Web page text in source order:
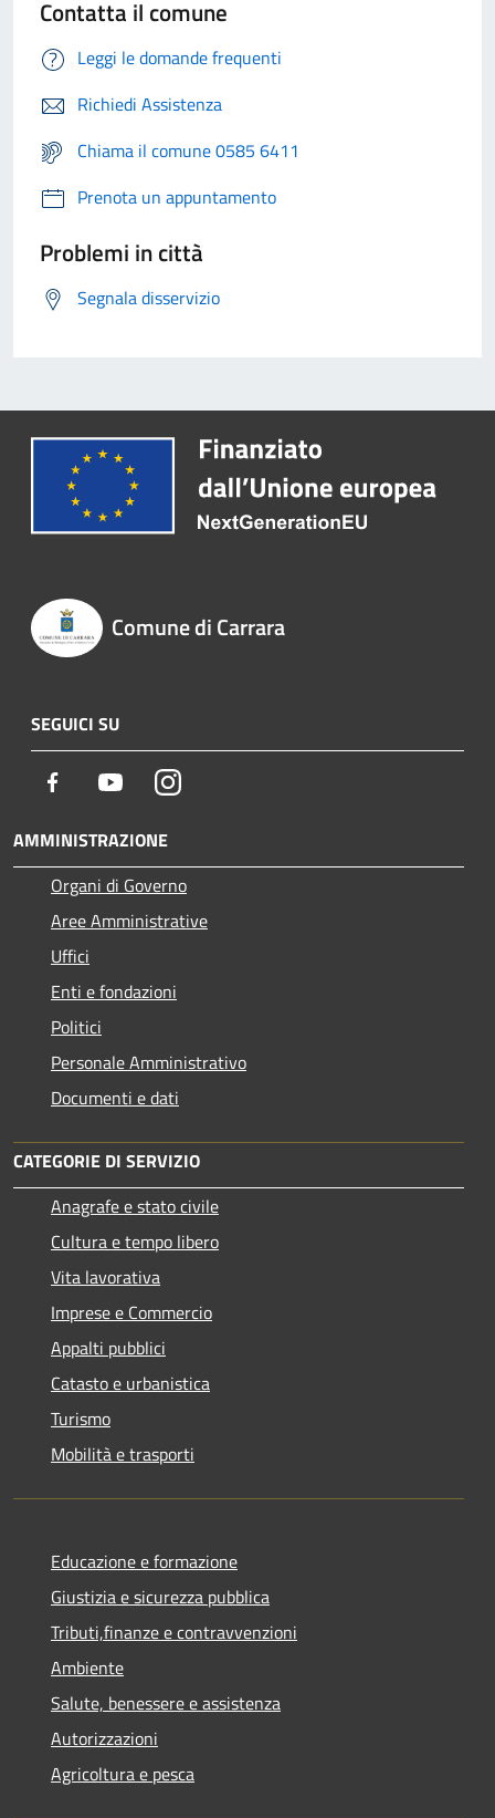
Contatta il comune
Leggi le domande frequenti
Richiedi Assistenza
Chiama il comune 0585 6411
Prenota un appuntamento
Problemi in città
Segnala disservizio
Comune di Carrara
SEGUICI SU
Facebook YoutubeInstagram
AMMINISTRAZIONE
Organi di Governo
Aree Amministrative
Uffici
Enti e fondazioni
Politici
Personale Amministrativo
Documenti e dati
CATEGORIE DI SERVIZIO
Anagrafe e stato civile
Cultura e tempo libero
Vita lavorativa
Imprese e Commercio
Appalti pubblici
Catasto e urbanistica
Turismo
Mobilità e trasporti
Educazione e formazione
Giustizia e sicurezza pubblica
Tributi,finanze e contravvenzioni
Ambiente
Salute, benessere e assistenza
Autorizzazioni
Agricoltura e pesca